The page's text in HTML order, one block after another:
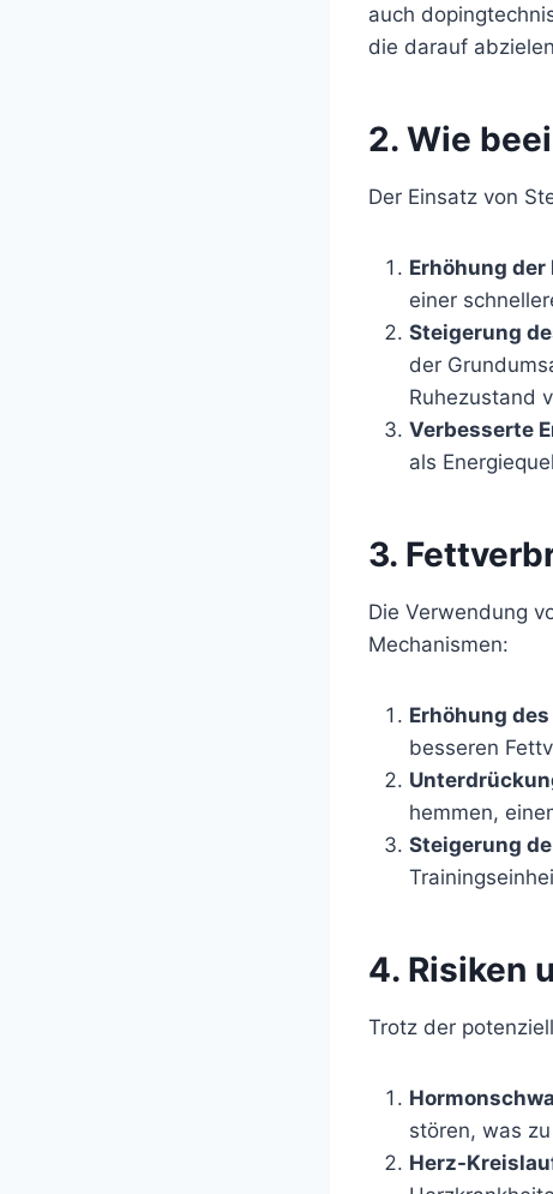
auch
die darauf
2. Wie
Der Einsatz von
Erhöhung
einer
Steigerung
der
Ruhezustand
Verbesserte
als
3.
Die Verwendung
Mechanismen:
Erhöhung
besseren
hemmen,
Steigerung
4. Risiken
Trotz der
stören, was
Herz-